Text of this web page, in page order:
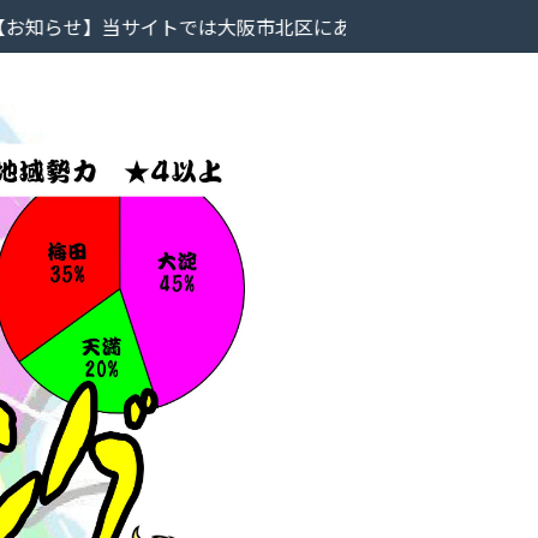
イトでは大阪市北区にあるラーメン屋のレビューを掲載して